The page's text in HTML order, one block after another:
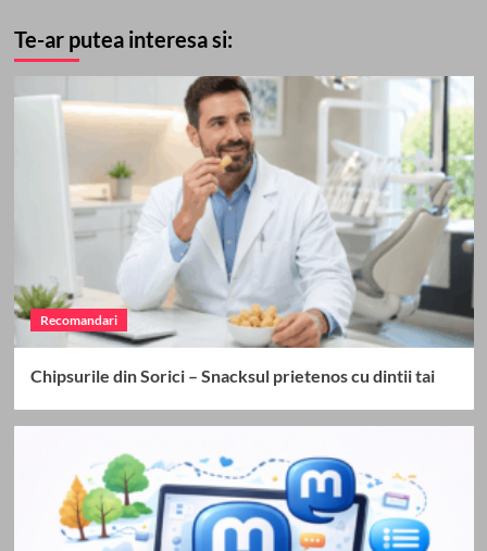
Te-ar putea interesa si:
Recomandari
Chipsurile din Sorici – Snacksul prietenos cu dintii tai